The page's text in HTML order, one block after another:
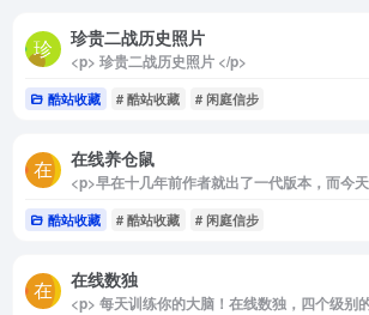
珍贵二战历史照片
<p> 珍贵二战历史照片 </p>
酷站收藏 # 酷站收藏 # 闲庭信步
在线养仓鼠
酷站收藏 # 酷站收藏 # 闲庭信步
在线数独